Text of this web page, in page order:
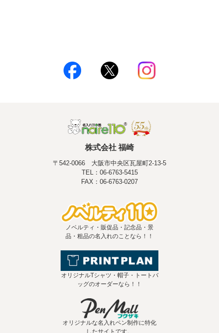
株式会社 福崎
〒542-0066 大阪市中央区瓦屋町2-13-5
TEL：06-6763-5415
FAX：06-6763-0207
ノベルティ・販促品・記念品・景
品・粗品の名入れのことなら！！
オリジナルTシャツ・帽子・トートバ
ッグのオーダーなら！！
オリジナルな名入れペン制作に特化